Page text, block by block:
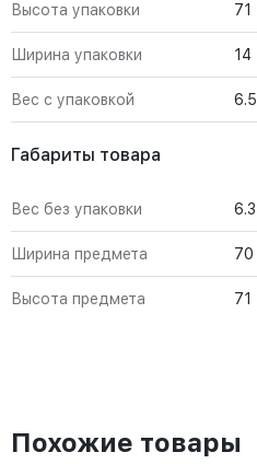
Высота упаковки 71
Ширина упаковки 14
Вес с упаковкой 6.5
Габариты товара
Вес без упаковки 6.3
Ширина предмета 70
Высота предмета 71
Похожие товары